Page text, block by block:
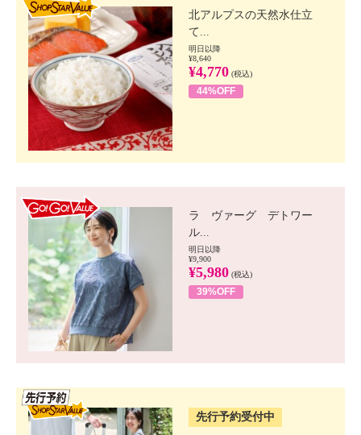
北アルプスの天然水仕立
て...
明日以降
¥8,640
¥4,770 (税込)
44%OFF
ラ ヴァーグ デトワー
ル...
明日以降
¥9,900
¥5,980 (税込)
39%OFF
先行予約受付中